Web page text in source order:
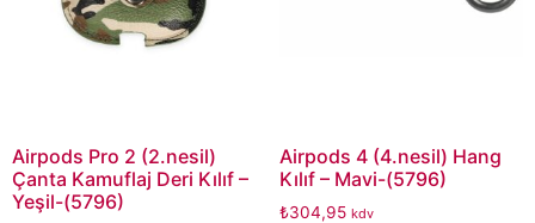
Airpods Pro 2 (2.nesil)
Çanta Kamuflaj Deri Kılıf –
Yeşil-(5796)
Airpods 4 (4.nesil) Hang
Kılıf – Mavi-(5796)
₺304,95 kdv